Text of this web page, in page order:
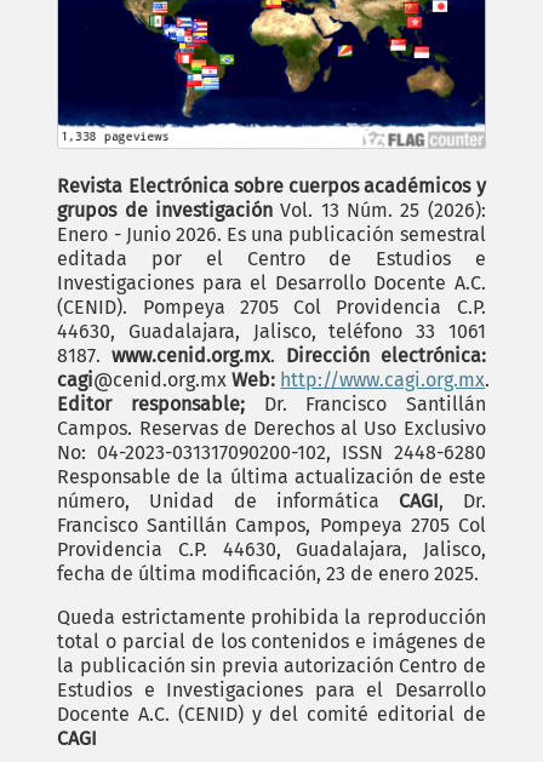
Revista Electrónica sobre cuerpos académicos y
grupos de investigación Vol. 13 Núm. 25 (2026):
Enero - Junio 2026. Es una publicación semestral
editada por el Centro de Estudios e
Investigaciones para el Desarrollo Docente A.C.
(CENID). Pompeya 2705 Col Providencia C.P.
44630, Guadalajara, Jalisco, teléfono 33 1061
8187.www.cenid.org.mx. Dirección electrónica:
cagi@cenid.org.mxWeb: http://www.cagi.org.mx.
Editor responsable;Dr. Francisco Santillán
Campos. Reservas de Derechos al Uso Exclusivo
No: 04-2023-031317090200-102, ISSN 2448-6280
Responsable de la última actualización de este
número, Unidad de informática CAGI, Dr.
Francisco Santillán Campos, Pompeya 2705 Col
Providencia C.P. 44630, Guadalajara, Jalisco,
fecha de última modificación, 23 de enero 2025.
Queda estrictamente prohibida la reproducción
total o parcial de los contenidos e imágenes de
la publicación sin previa autorización Centro de
Estudios e Investigaciones para el Desarrollo
Docente A.C. (CENID) y del comité editorial de
CAGI